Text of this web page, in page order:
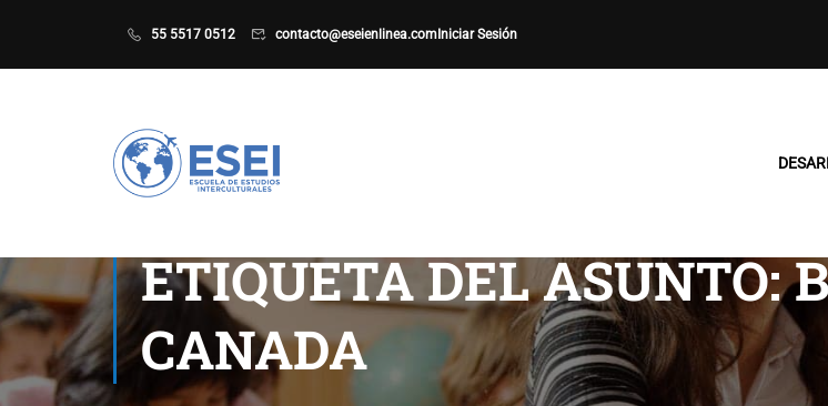
55 5517 0512 contacto@eseienlinea.com Iniciar Sesión
ETIQUETA DEL ASUNTO:
CANADA